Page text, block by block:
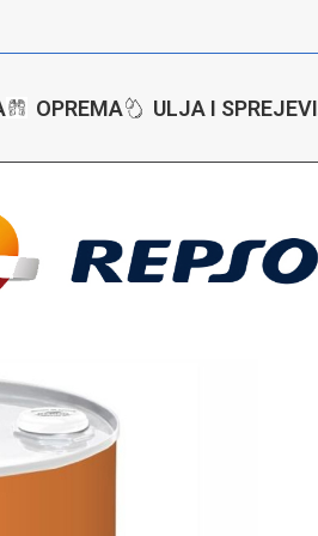
OPREMA ULJA I SPREJEVI